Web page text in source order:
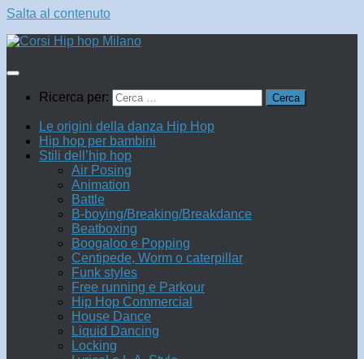
Salta al contenuto
Ricerca per:
Le origini della danza Hip Hop
Hip hop per bambini
Stili dell’hip hop
Air Posing
Animation
Battle
B-boying/Breaking/Breakdance
Beatboxing
Boogaloo e Popping
Centipede, Worm o caterpillar
Funk styles
Free running e Parkour
Hip Hop Commercial
House Dance
Liquid Dancing
Locking